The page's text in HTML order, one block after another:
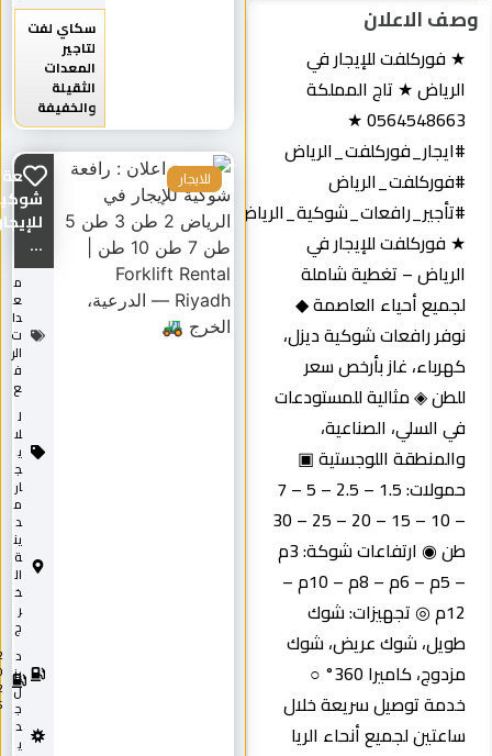
الاعلان
★ فوركلفت للإيجار في
الرياض ★ تاج المملكة
0564548663 ★
#ايجار_فوركلفت_الرياض
#فوركلفت_الرياض
#تأجير_رافعات_شوكية_الرياض
★ فوركلفت للإيجار في
الرياض – تغطية شاملة
لجميع أحياء العاصمة ◆
نوفر رافعات شوكية ديزل،
كهرباء، غاز بأرخص سعر
للطن ◈ مثالية للمستودعات
في السلي، الصناعية،
والمنطقة اللوجستية ▣
حمولات: 1.5 – 2.5 – 5 – 7
– 10 – 15 – 20 – 25 – 30
طن ◉ ارتفاعات شوكة: 3م
– 5م – 6م – 8م – 10م –
12م ◎ تجهيزات: شوك
طويل، شوك عريض، شوك
مزدوج، كاميرا 360° ○
خدمة توصيل سريعة خلال
ساعتين لجميع أنحاء الريا
سكاي لفت
لتاجير
المعدات
الثقيلة
والخفيفة
رافعة
شوكية
للإيجار
ت
ي
ة
ال
يز
د
ي
2
0
2
5
للايجار